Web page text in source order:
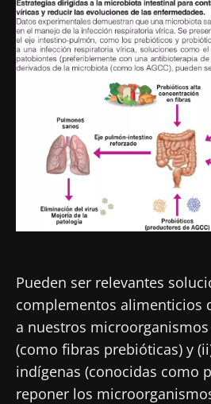
Pueden ser relevantes
complementos alimenticios
a nuestros
(como fibras prebióticas) y
indígenas (conocidas como
reponer los